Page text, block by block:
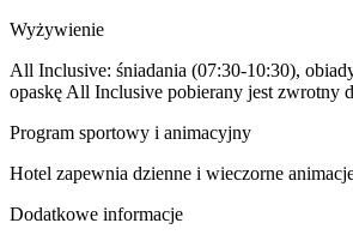
Wyżywienie
All Inclusive: śniadania (07:30-10:30),
opaskę All Inclusive pobierany jest zwrotny
Program sportowy i animacyjny
Hotel zapewnia dzienne i wieczorne
Dodatkowe informacje